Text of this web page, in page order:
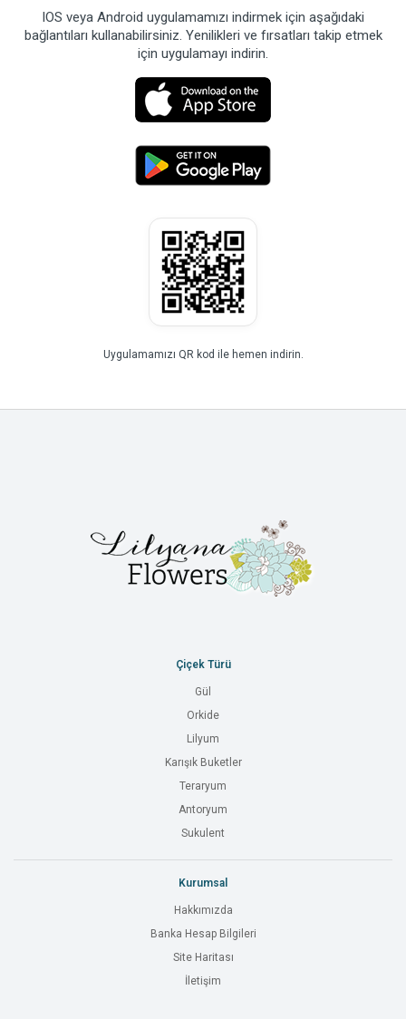
IOS veya Android uygulamamızı indirmek için aşağıdaki
bağlantıları kullanabilirsiniz. Yenilikleri ve fırsatları takip etmek
için uygulamayı indirin.
Uygulamamızı QR kod ile hemen indirin.
Çiçek Türü
Gül
Orkide
Lilyum
Karışık Buketler
Teraryum
Antoryum
Sukulent
Kurumsal
Hakkımızda
Banka Hesap Bilgileri
Site Haritası
İletişim